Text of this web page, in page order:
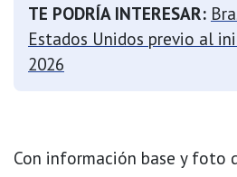
TE PODRÍA INTERESAR:
Estados Unidos previo al
2026
Con información base y foto